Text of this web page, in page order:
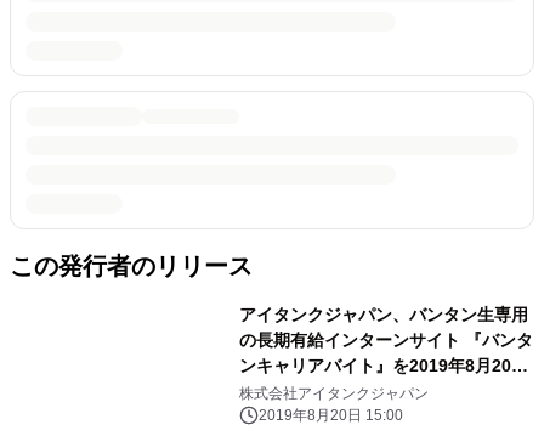
この発行者のリリース
アイタンクジャパン、バンタン生専用
の長期有給インターンサイト 『バンタ
ンキャリアバイト』を2019年8月20日
にオープン
株式会社アイタンクジャパン
2019年8月20日 15:00